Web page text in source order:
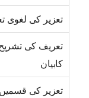
تعزیر کی لغوی
تعریف کی
کابیان
تعزیر کی